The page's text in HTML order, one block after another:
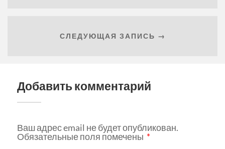
СЛЕДУЮЩАЯ ЗАПИСЬ →
Добавить комментарий
Ваш адрес email не будет опубликован.
Обязательные поля помечены *